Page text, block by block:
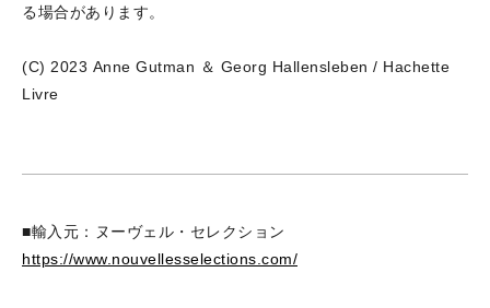
る場合があります。
(C) 2023 Anne Gutman ＆ Georg Hallensleben / Hachette
Livre
■輸入元：ヌーヴェル・セレクション
https://www.nouvellesselections.com/